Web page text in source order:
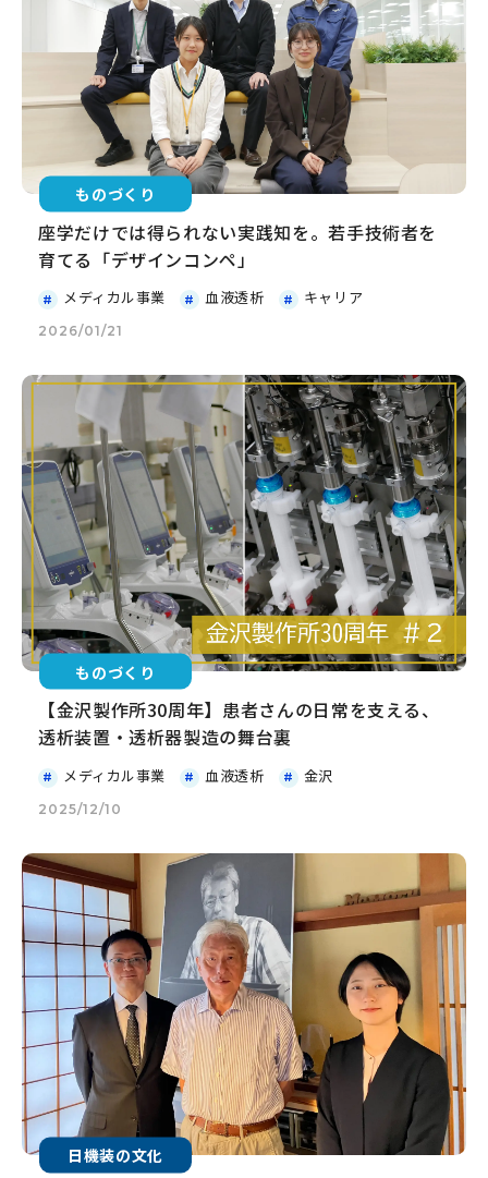
ものづくり
座学だけでは得られない実践知を。若手技術者を
育てる「デザインコンペ」
メディカル事業 血液透析 キャリア
2026/01/21
ものづくり
【金沢製作所30周年】患者さんの日常を支える、
透析装置・透析器製造の舞台裏
メディカル事業 血液透析 金沢
2025/12/10
日機装の文化